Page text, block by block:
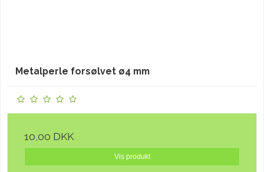
Metalperle forsølvet ø4 mm
10,00 DKK
Vis produkt